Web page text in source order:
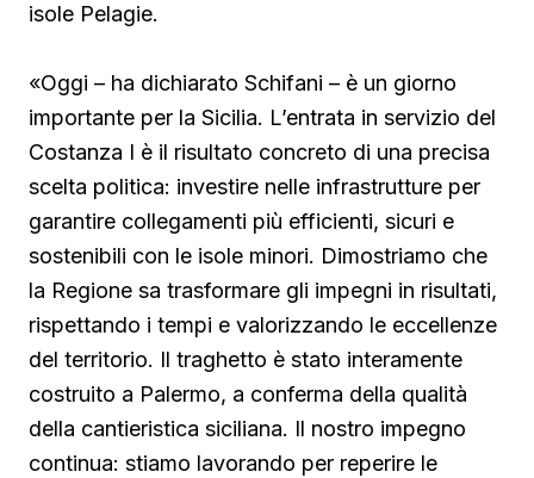
isole Pelagie.
«Oggi – ha dichiarato Schifani – è un giorno
importante per la Sicilia. L’entrata in servizio del
Costanza I è il risultato concreto di una precisa
scelta politica: investire nelle infrastrutture per
garantire collegamenti più efficienti, sicuri e
sostenibili con le isole minori. Dimostriamo che
la Regione sa trasformare gli impegni in risultati,
rispettando i tempi e valorizzando le eccellenze
del territorio. Il traghetto è stato interamente
costruito a Palermo, a conferma della qualità
della cantieristica siciliana. Il nostro impegno
continua: stiamo lavorando per reperire le